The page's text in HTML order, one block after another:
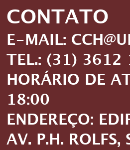
CONTATO
E-MAIL:
TEL.: (31)
HORÁRIO DE
18:00
ENDEREÇO:
AV. P.H. ROLFS,